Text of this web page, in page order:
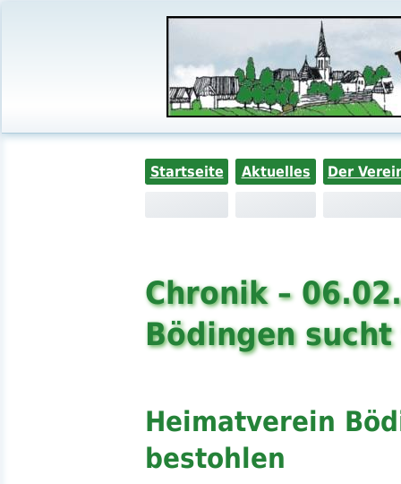
Startseite Aktuelles Der
Chronik –
Bödingen
Heimatverein
bestohlen